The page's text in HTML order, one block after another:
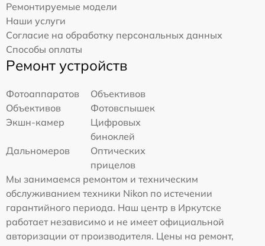
Ремонтируемые модели
Наши услуги
Согласие на обработку персональных данных
Способы оплаты
Ремонт устройств
Фотоаппаратов
Объективов
Объективов
Фотовспышек
Экшн-камер
Цифровых
биноклей
Дальномеров
Оптических
прицелов
Мы занимаемся ремонтом и техническим
обслуживанием техники Nikon по истечении
гарантийного периода. Наш центр в Иркутске
работает независимо и не имеет официальной
авторизации от производителя. Цены на ремонт,